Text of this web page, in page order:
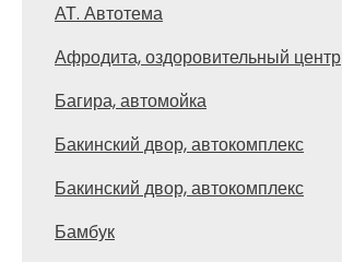
АТ. Автотема
Афродита, оздоровительный центр
Багира, автомойка
Бакинский двор, автокомплекс
Бакинский двор, автокомплекс
Бамбук